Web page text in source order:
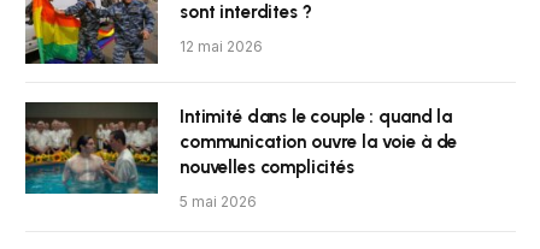
sont interdites ?
12 mai 2026
Intimité dans le couple : quand la
communication ouvre la voie à de
nouvelles complicités
5 mai 2026